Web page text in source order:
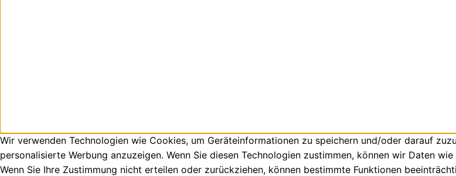
Wir verwenden Technologien wie Cookies, um Geräteinformationen zu speichern und/oder darauf
personalisierte Werbung anzuzeigen. Wenn Sie diesen Technologien zustimmen, können wir Daten
Wenn Sie Ihre Zustimmung nicht erteilen oder zurückziehen, können bestimmte Funktionen